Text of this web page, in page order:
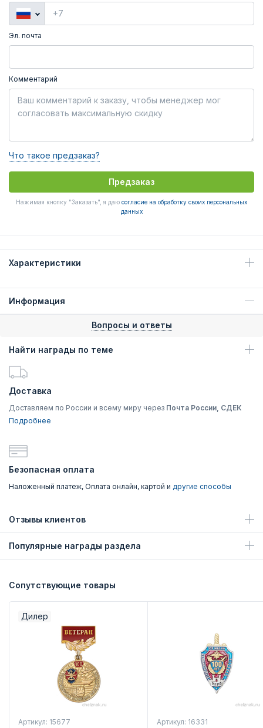
Эл. почта
Комментарий
Что такое предзаказ?
Предзаказ
Нажимая кнопку "Заказать", я даю согласие на обработку своих персональных
данных
Характеристики
Информация
Вопросы и ответы
Найти награды по теме
Доставка
Доставляем по России и всему миру через Почта России, СДЕК
Подробнее
Безопасная оплата
Наложенный платеж, Оплата онлайн, картой и другие способы
Отзывы клиентов
Популярные награды раздела
Сопутствующие товары
Дилер
Артикул: 15677 Артикул: 16331